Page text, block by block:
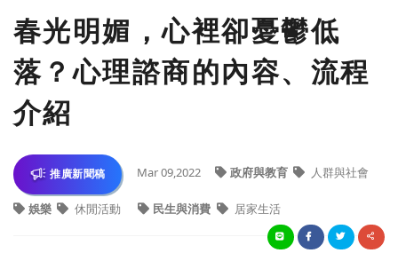
春光明媚，心裡卻憂鬱低
落？心理諮商的內容、流程
介紹
推廣新聞稿 Mar 09,2022 政府與教育 人群與社會
娛樂 休閒活動 民生與消費 居家生活